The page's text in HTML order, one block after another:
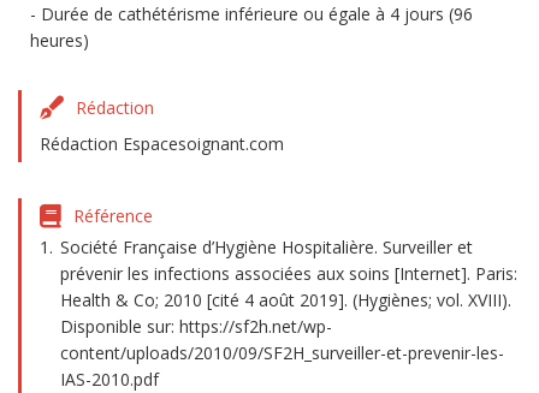
Durée de cathétérisme inférieure ou égale à 4 jours (96
heures)
Rédaction
Rédaction Espacesoignant.com
Référence
Société Française d’Hygiène Hospitalière. Surveiller et
prévenir les infections associées aux soins [Internet]. Paris:
Health & Co; 2010 [cité 4 août 2019]. (Hygiènes; vol. XVIII).
Disponible sur: https://sf2h.net/wp-
content/uploads/2010/09/SF2H_surveiller-et-prevenir-les-
IAS-2010.pdf